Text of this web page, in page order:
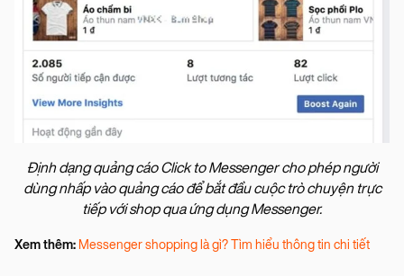
Định dạng quảng cáo Click to Messenger cho phép người
dùng nhấp vào quảng cáo để bắt đầu cuộc trò chuyện trực
tiếp với shop qua ứng dụng Messenger.
Xem thêm: Messenger shopping là gì? Tìm hiểu thông tin chi tiết